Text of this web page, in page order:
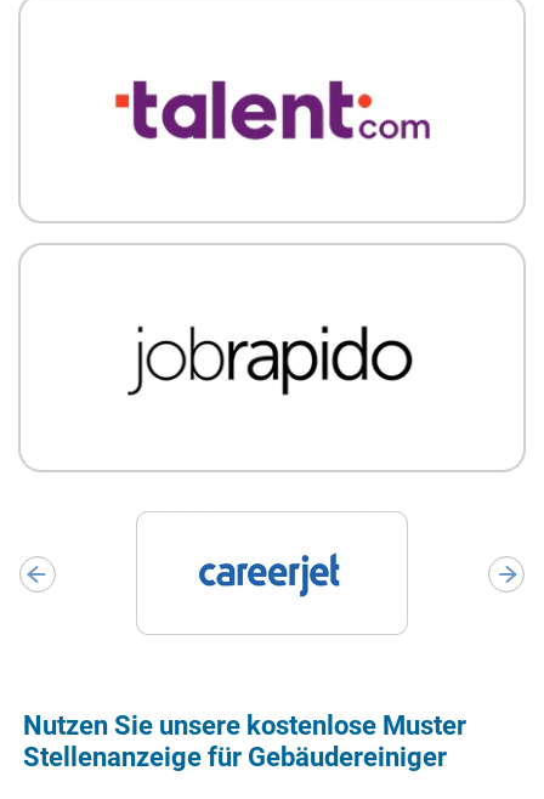
Nutzen Sie unsere kostenlose Muster
Stellenanzeige für Gebäudereiniger